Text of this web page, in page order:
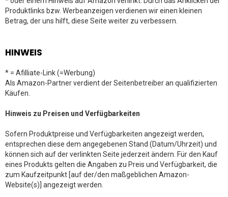
Produktlinks bzw. Werbeanzeigen verdienen wir einen kleinen
Betrag, der uns hilft, diese Seite weiter zu verbessern.
HINWEIS
* = Afilliate-Link (=Werbung)
Als Amazon-Partner verdient der Seitenbetreiber an qualifizierten
Käufen.
Hinweis zu Preisen und Verfügbarkeiten
Sofern Produktpreise und Verfügbarkeiten angezeigt werden,
entsprechen diese dem angegebenen Stand (Datum/Uhrzeit) und
können sich auf der verlinkten Seite jederzeit ändern. Für den Kauf
eines Produkts gelten die Angaben zu Preis und Verfügbarkeit, die
zum Kaufzeitpunkt [auf der/den maßgeblichen Amazon-
Website(s)] angezeigt werden.